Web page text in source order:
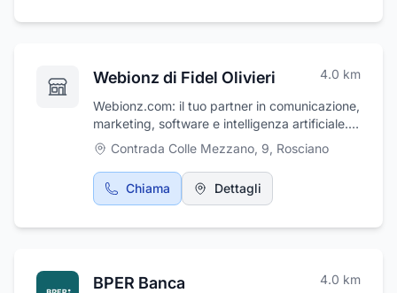
Webionz di Fidel Olivieri 4.0 km
Webionz.com: il tuo partner in comunicazione,
marketing, software e intelligenza artificiale.
Trasformiamo le tue idee in successi.
Contattaci!
Contrada Colle Mezzano, 9, Rosciano
Chiama Dettagli
BPER Banca 4.0 km